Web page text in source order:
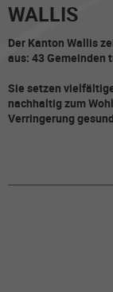
WALLIS
Der Kanton Wallis
aus: 43 Gemeinden
Sie setzen
nachhaltig zum
Verringerung